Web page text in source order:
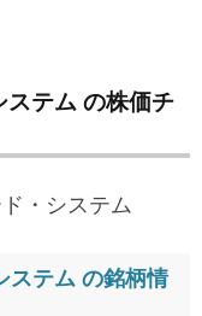
テム の株価チ
ステム の銘柄情